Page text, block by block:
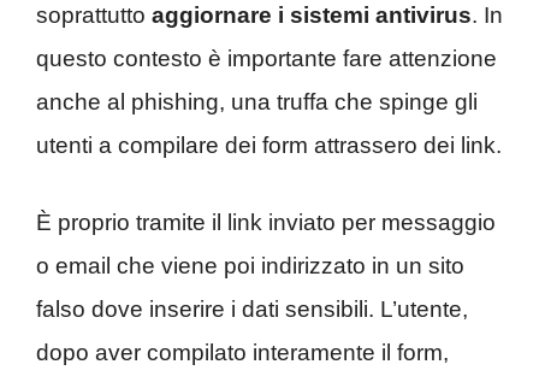
soprattutto aggiornare i sistemi antivirus. In
questo contesto è importante fare attenzione
anche al phishing, una truffa che spinge gli
utenti a compilare dei form attrassero dei link.
È proprio tramite il link inviato per messaggio
o email che viene poi indirizzato in un sito
falso dove inserire i dati sensibili. L’utente,
dopo aver compilato interamente il form,